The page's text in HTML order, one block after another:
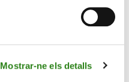
Mostrar-ne els detalls